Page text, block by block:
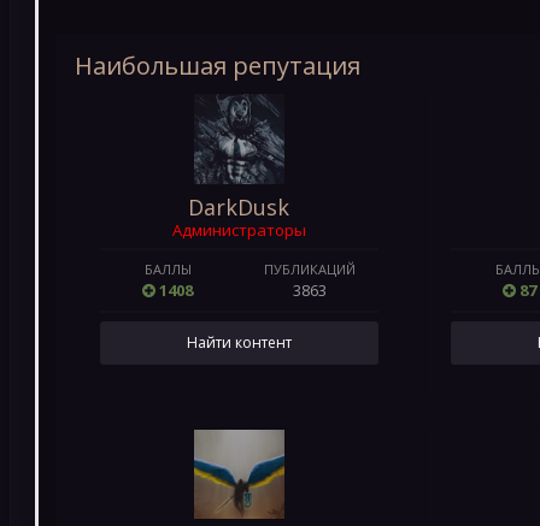
Наибольшая репутация
DarkDusk
Администраторы
БАЛЛЫ
1408
ПУБЛИКАЦИЙ
3863
Найти контент
87